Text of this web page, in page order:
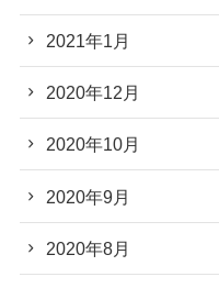
2021年1月
2020年12月
2020年10月
2020年9月
2020年8月